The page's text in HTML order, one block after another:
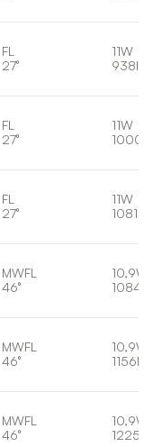
FL
27°
11W
938lm
FL
27°
11W
FL
27°
11W
1081lm
MWFL
46°
10,9W
1084lm
MWFL
46°
10,9W
1156lm
MWFL
46°
10,9W
1225lm